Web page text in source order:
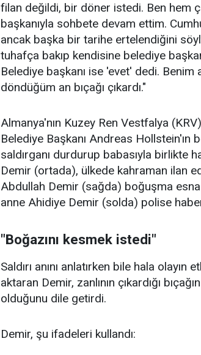
filan değildi, bir döner istedi. Ben hem
başkanıyla sohbete devam ettim.
ancak başka bir tarihe ertelendiğini
tuhafça bakıp kendisine belediye
Belediye başkanı ise 'evet' dedi.
döndüğüm an bıçağı çıkardı."
Almanya'nın Kuzey Ren Vestfalya
Belediye Başkanı Andreas Hollstein'ın
saldırganı durdurup babasıyla birlikte
Demir (ortada), ülkede kahraman ilan
Abdullah Demir (sağda) boğuşma
anne Ahidiye Demir (solda) polise
"Boğazını kesmek istedi"
Saldırı anını anlatırken bile hala olayın
aktaran Demir, zanlının çıkardığı
olduğunu dile getirdi.
Demir, şu ifadeleri kullandı: